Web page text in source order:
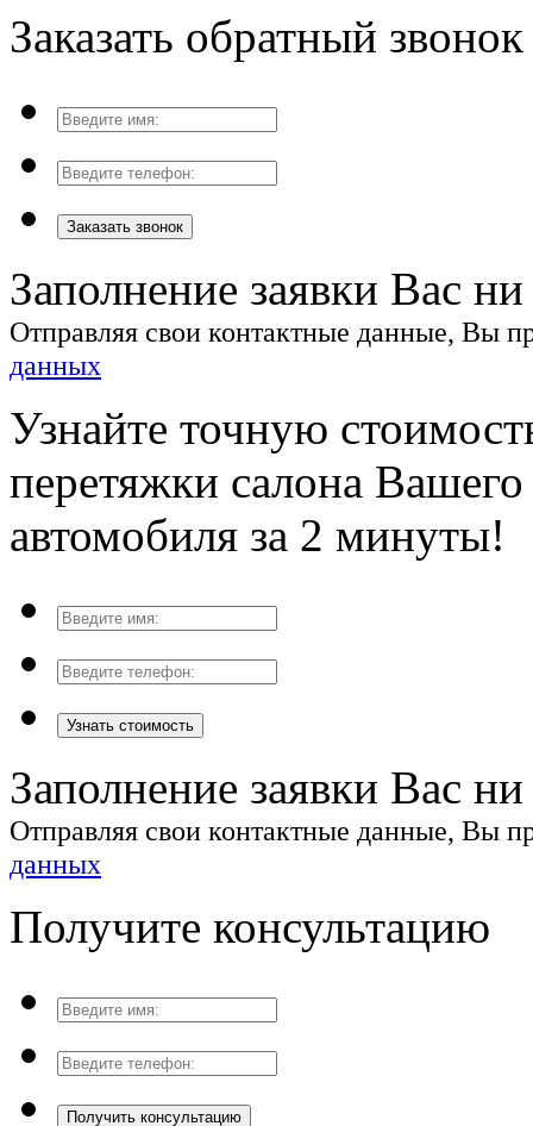
Заказать обратный звонок
Заказать звонок
Заполнение заявки Вас
Отправляя свои контактные данные, Вы
данных
Узнайте точную
перетяжки салона Вашего
автомобиля за 2 минуты!
Узнать стоимость
Заполнение заявки Вас
Отправляя свои контактные данные, Вы
данных
Получите консультацию
Получить консультацию